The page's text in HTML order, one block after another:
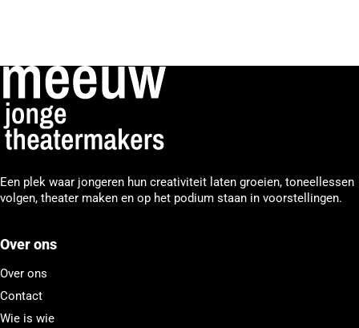
Een plek waar jongeren hun creativiteit laten groeien, toneellessen
volgen, theater maken en op het podium staan in voorstellingen.
Over ons
Over ons
Contact
Wie is wie